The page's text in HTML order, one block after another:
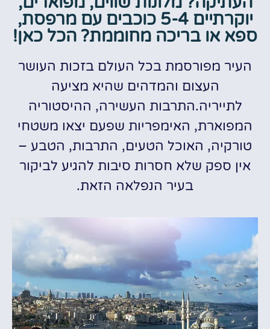
יוקרתיים 5-4 כוכבים עם מרפסת,
ספא או בריכה מחוממת? הכל כאן!
העיר מפורסמת בכל העולם בזכות העושר
העצום והמדהים שהיא מציעה
לתייריה.התרבות העשירה, ההיסטוריה
המפוארת, האימפריות שפעם יצאו משטחי
טורקיה, האוכל הטעים, התרבות, הטבע –
אין ספק שלא חסרות סיבות להגיע לביקור
בעיר הנפלאה הזאת.